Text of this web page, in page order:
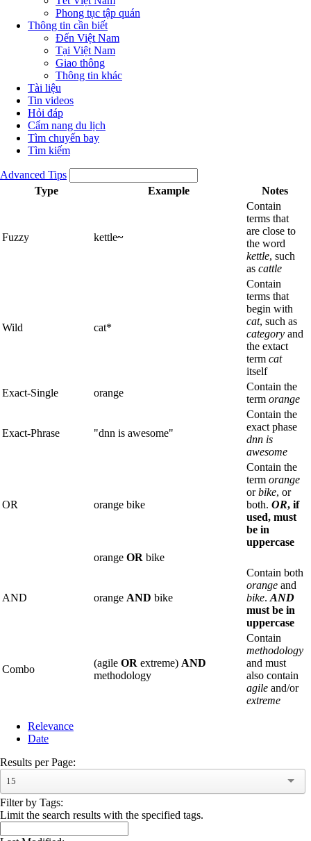
Phong tục tập quán
Thông tin cần biết
Đến Việt Nam
Tại Việt Nam
Giao thông
Thông tin khác
Tài liệu
Tin videos
Hỏi đáp
Cẩm nang du lịch
Tìm chuyến bay
Tìm kiếm
Advanced Tips
Type
Example Notes
Fuzzy kettle~
Contain
terms that
are close to
the word
kettle, such
as cattle
Wild cat*
Contain
terms that
begin with
cat, such as
category and
the extact
term cat
itself
Exact-Single
orange
Contain the
term orange
Exact-Phrase "dnn is awesome"
Contain the
exact phase
dnn is
awesome
OR orange bike
Contain the
term orange
orbike, or
both. OR, if
used, must
be in
uppercase
orange OR bike
AND orange AND bike
Contain both
orange and
bike. AND
must be in
uppercase
Combo
(agile OR extreme) AND
methodology
Contain
methodology
and must
also contain
agile and/or
extreme
Relevance
Date
Results per Page:
15
Filter by Tags:
Limit the search results with the specified tags.